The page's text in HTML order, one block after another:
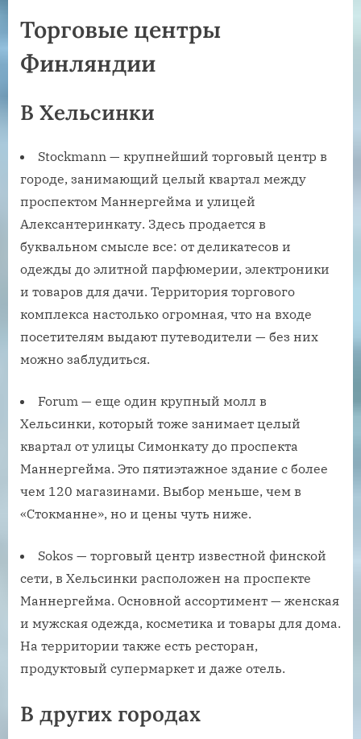
Торговые центры
Финляндии
В Хельсинки
Stockmann — крупнейший торговый центр в
городе, занимающий целый квартал между
проспектом Маннергейма и улицей
Алексантеринкату. Здесь продается в
буквальном смысле все: от деликатесов и
одежды до элитной парфюмерии, электроники
и товаров для дачи. Территория торгового
комплекса настолько огромная, что на входе
посетителям выдают путеводители — без них
можно заблудиться.
Forum — еще один крупный молл в
Хельсинки, который тоже занимает целый
квартал от улицы Симонкату до проспекта
Маннергейма. Это пятиэтажное здание с более
чем 120 магазинами. Выбор меньше, чем в
«Стокманне», но и цены чуть ниже.
Sokos — торговый центр известной финской
сети, в Хельсинки расположен на проспекте
Маннергейма. Основной ассортимент — женская
и мужская одежда, косметика и товары для дома.
На территории также есть ресторан,
продуктовый супермаркет и даже отель.
В других городах